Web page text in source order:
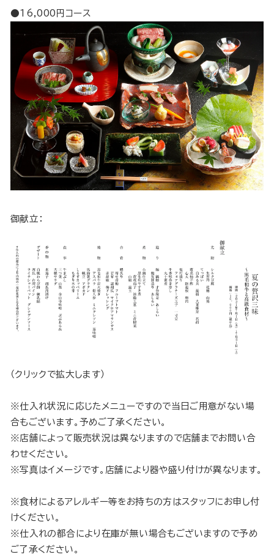
●16,000円コース
御献立：
（クリックで拡大します）
※仕入れ状況に応じたメニューですので当日ご用意がない場
合もございます。予めご了承ください。
※店舗によって販売状況は異なりますので店舗までお問い合
わせください。
※写真はイメージです。店舗により器や盛り付けが異なります。
※食材によるアレルギー等をお持ちの方はスタッフにお申し付
けください。
※仕入れの都合により在庫が無い場合もございますので予め
ご了承ください。